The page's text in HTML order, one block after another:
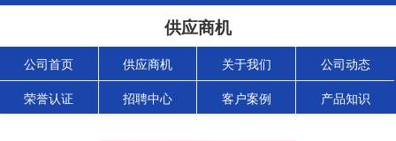
供应商机
公司首页 供应商机 关于我们 公司动态
荣誉认证 招聘中心 客户案例 产品知识